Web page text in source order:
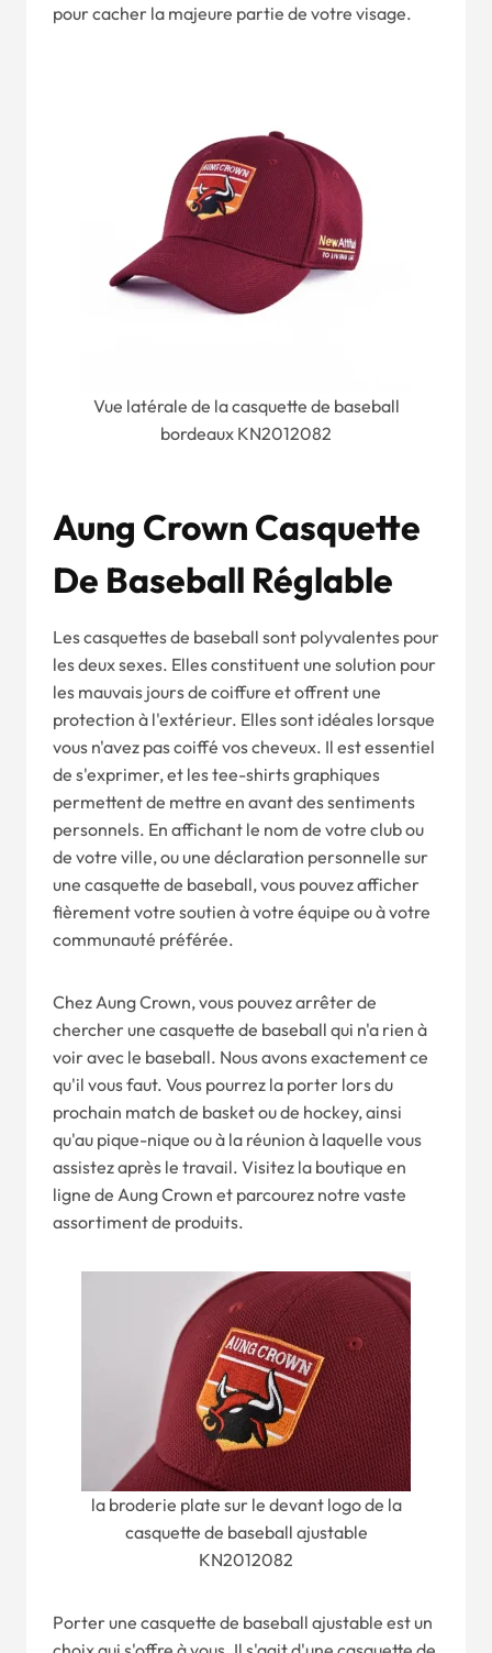
pour cacher la majeure partie de votre visage.
Vue latérale de la casquette de baseball
bordeaux KN2012082
Aung Crown Casquette
De Baseball Réglable
Les casquettes de baseball sont polyvalentes pour
les deux sexes. Elles constituent une solution pour
les mauvais jours de coiffure et offrent une
protection à l'extérieur. Elles sont idéales lorsque
vous n'avez pas coiffé vos cheveux. Il est essentiel
de s'exprimer, et les tee-shirts graphiques
permettent de mettre en avant des sentiments
personnels. En affichant le nom de votre club ou
de votre ville, ou une déclaration personnelle sur
une casquette de baseball, vous pouvez afficher
fièrement votre soutien à votre équipe ou à votre
communauté préférée.
Chez Aung Crown, vous pouvez arrêter de
chercher une casquette de baseball qui n'a rien à
voir avec le baseball. Nous avons exactement ce
qu'il vous faut. Vous pourrez la porter lors du
prochain match de basket ou de hockey, ainsi
qu'au pique-nique ou à la réunion à laquelle vous
assistez après le travail. Visitez la boutique en
ligne de Aung Crown et parcourez notre vaste
assortiment de produits.
la broderie plate sur le devant logo de la
casquette de baseball ajustable
KN2012082
Porter une casquette de baseball ajustable est un